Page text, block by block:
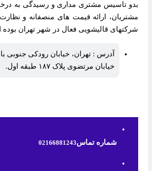
بدو تاسیس مشتری مداری و رسیدگی به
مشتریان، ارائه قیمت های منصفانه و
شرکتهای قالیشویی فعال در شهر تهران
آدرس : تهران، خیابان رودکی جنوبی
خیابان مرتضوی پلاک ۱۸۷ طبقه اول.
شماره تماس02166881243